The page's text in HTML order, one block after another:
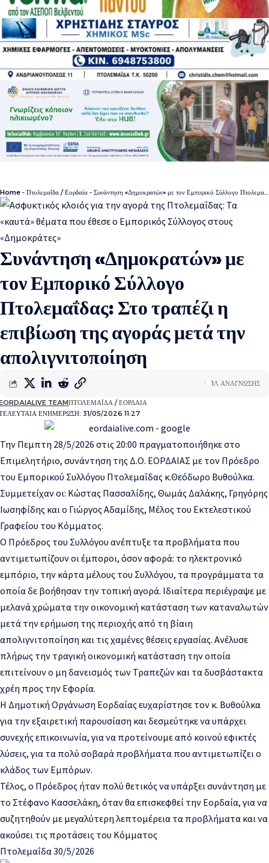
Home - Πτολεμαΐδα / Εορδαία - Συνάντηση «Δημοκρατών» με τον Εμπορικό Σύλλογο Πτολεμαΐδας: Στο τραπέζι η επιβίωση της αγοράς μετά την απολιγνιτοποίηση
Συνάντηση «Δημοκρατών» με
τον Εμπορικό Σύλλογο
Πτολεμαΐδας: Στο τραπέζι η
επιβίωση της αγοράς μετά την
απολιγνιτοποίηση
ΕΝΗΜΕΡΩΣΗ: 31/05/2026 11:27
TEAMΠΤΟΛΕΜΑΪΔΑ / ΕΟΡΔΑΙΑ
1Λ ΑΝΑΓΝΩΣΗΣ
Την Πεμπτη 28/5/2026 στις 20:00 πραγματοποιήθηκε στο
Επιμελητήριο, συνάντηση της Δ.Ο. ΕΟΡΔΑΙΑΣ με τον Πρόεδρο
του Εμπορικού Συλλόγου Πτολεμαΐδας κ.Θεόδωρο Βυθούλκα.
Συμμετείχαν οι: Κώστας Πασσαλίδης, Θωμάς Δαλάκης, Γρηγόρης
Ιωσηφίδης και ο Γιώργος Αδαμίδης, Μέλος του Εκτελεστικού
Γραφείου του Κόμματος.
Ο Πρόεδρος του Συλλόγου ανέπτυξε τα προβλήματα που
αντιμετωπίζουν οι έμποροι, όσον αφορά: το ηλεκτρονικό
εμπόριο, την κάρτα μέλους του Συλλόγου, τα προγράμματα τα
οποία δε βοήθησαν την τοπική αγορά. Ιδιαίτερα περιέγραψε με
μελανά χρώματα την οικονομική κατάσταση των καταναλωτών
μετά την ερήμωση της περιοχής από τη βίαιη
απολιγνιτοποίηση και τις χαμένες θέσεις εργασίας. Ανέλυσε
πλήρως την τραγική οικονομική κατάσταση την οποία
επιτείνουν ο μη δανεισμός των Τραπεζών και τα δυσβάστακτα
χρέη προς την Εφορία.
Η Δημοτική Οργάνωση Εορδαίας ευχαρίστησε τον κ. Βυθούλκα
για την εξαιρετική παρουσίαση και δεσμεύτηκε να υπάρχει
συνεχής επικοινωνία, για να προτείνουμε από κοινού εφικτές
λύσεις, για τα πολύ σοβαρά προβλήματα που αντιμετωπίζει ο
κλάδος των Εμπόρων.
Τέλος, ο Πρόεδρος ήταν πολύ θετικός να υπάρξει συνάντηση με
το Στέφανο Κασσελάκη, όταν θα επισκεφθεί την Εορδαία, για να
συζητηθούν με μεγαλύτερη λεπτομέρεια τα προβλήματα και να
ακούσει τις προτάσεις του Κόμματος
Πτολεμαΐδα 30/5/2026